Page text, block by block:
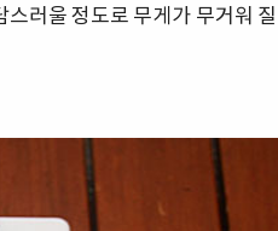
러울 정도로 무게가 무거워 질